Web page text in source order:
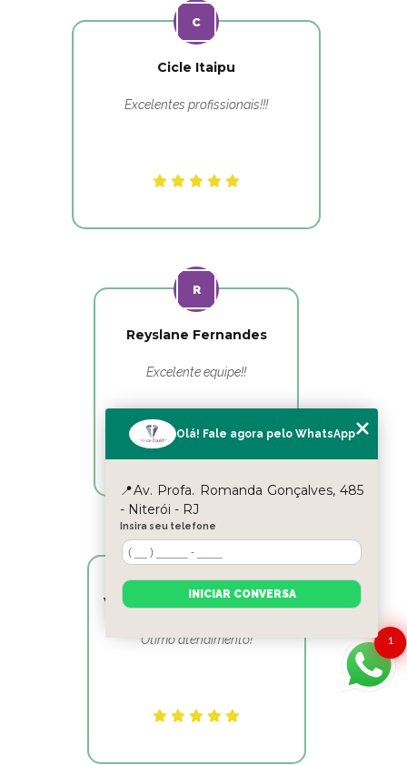
Cicle Itaipu
Excelentes profissionais!!!
Reyslane Fernandes
Excelente equipe!!
Victor Hugo Marins Mansur
Ótimo atendimento! 1
Olá! Fale agora pelo WhatsApp
📍Av. Profa. Romanda Gonçalves, 485
- Niterói - RJ
Insira seu telefone
INICIAR CONVERSA